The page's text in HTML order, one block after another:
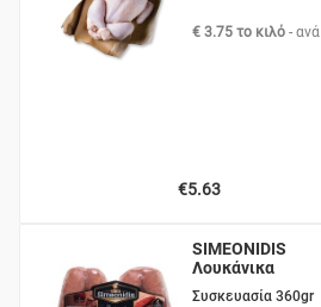
€ 3.75 το κιλό - ανά
€5.63
SIMEONIDIS
Λουκάνικα
Καραμανλίδικα
Συσκευασία 360gr